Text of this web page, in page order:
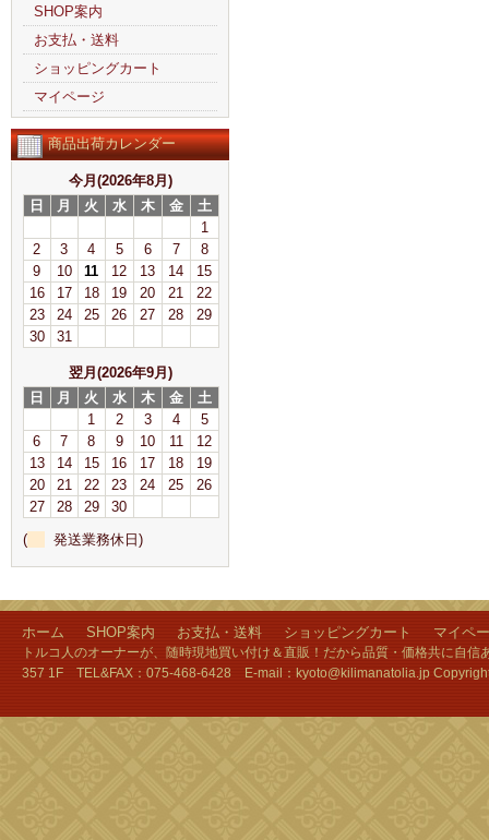
SHOP案内
お支払・送料
ショッピングカート
マイページ
商品出荷カレンダー
今月(2026年8月)
日
月 火 水 木 金
土
1
2
3 4 5 6 7
8
9
10 11 12 13 14
15
16
17 18 19 20 21
22
23
24 25 26 27 28
29
30
31
翌月(2026年9月)
日
月 火 水 木 金
土
1
2 3 4
5
6
7 8 9 10 11
12
13
14 15 16 17 18
19
20
21 22 23 24 25
26
27
28 29
30
(
発送業務休日)
ホーム SHOP案内 お支払・送料 ショッピングカート マイペ
トルコ人のオーナーが、随時現地買い付け＆直販！だから品質・価格共に自
357 1F TEL&FAX：075-468-6428 E-mail：kyoto@kilimanatolia.jp